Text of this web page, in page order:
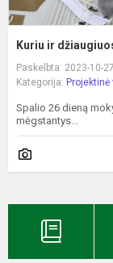
Kuriu ir
Paskelbta: 2023-10-27
Kategorija: Projektinė
Spalio 26 dieną
mėgstantys...